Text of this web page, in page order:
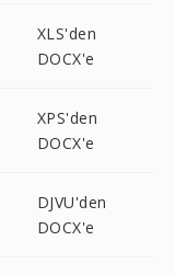
XLS'den
DOCX'e
XPS'den
DOCX'e
DJVU'den
DOCX'e